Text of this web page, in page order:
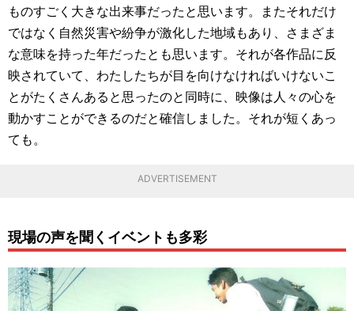
ものすごく大きな出来事だったと思います。またそれだけ
ではなく自然災害や紛争が激化した地域もあり、さまざま
な意味を持った年だったとも思います。それが各作品に反
映されていて、わたしたちが目を向けなければいけないこ
とがたくさんあると思ったのと同時に、映像は人々の心を
動かすことができるのだと確信しました。それが短くあっ
ても。
ADVERTISEMENT
現場の声を聞くイベントも多彩